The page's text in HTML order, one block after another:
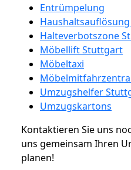
Entrümpelung
Halteverbotszone
Möbellift Stuttgart
Möbeltaxi
Umzugshelfer
Umzugskartons
Kontaktieren Sie uns
uns gemeinsam Ihren
planen!